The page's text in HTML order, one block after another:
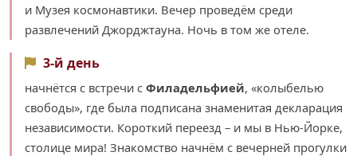
и Музея космонавтики. Вечер проведём среди
развлечений Джорджтауна. Ночь в том же отеле.
3-й день
начнётся с встречи с Филадельфией, «колыбелью
свободы», где была подписана знаменитая декларация
независимости. Короткий переезд – и мы в Нью-Йорке,
столице мира! Знакомство начнём с вечерней прогулки